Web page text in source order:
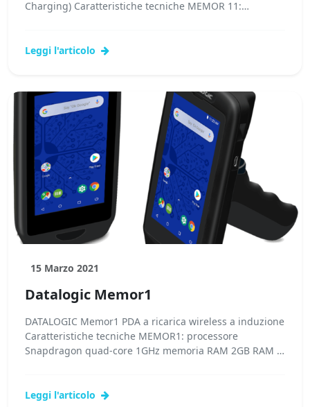
Charging) Caratteristiche tecniche MEMOR 11:
Leggi l'articolo
15 Marzo 2021
Datalogic Memor1
DATALOGIC Memor1 PDA a ricarica wireless a induzione
Caratteristiche tecniche MEMOR1: processore
Snapdragon quad-core 1GHz memoria RAM 2GB RAM /
Leggi l'articolo